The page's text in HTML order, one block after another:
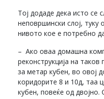
Тој додаде дека исто се
неповршински слој, туку
нивото кое е потребно
– Ако оваа домашна
реконструкција на
за метар кубен, во овој
коридорите 8 и 10д, таа
кубен, повеќе од